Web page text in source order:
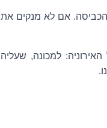
הכביסה. אם לא מנקים את
למכונה, שעליה